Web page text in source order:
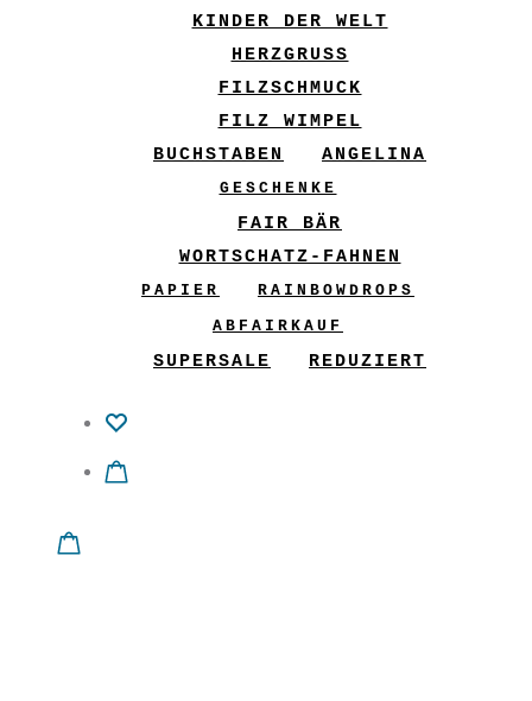
KINDER DER WELT
HERZGRUSS
FILZSCHMUCK
FILZ WIMPEL
BUCHSTABEN
ANGELINA
GESCHENKE
FAIR BÄR
WORTSCHATZ-FAHNEN
PAPIER
RAINBOWDROPS
ABFAIRKAUF
SUPERSALE REDUZIERT